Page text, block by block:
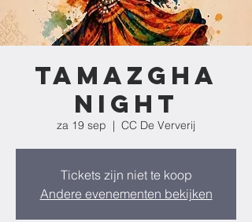
Tamazgha
Night
za 19 sep
  |
CC De Ververij
Tickets zijn niet te koop
Andere evenementen bekijken